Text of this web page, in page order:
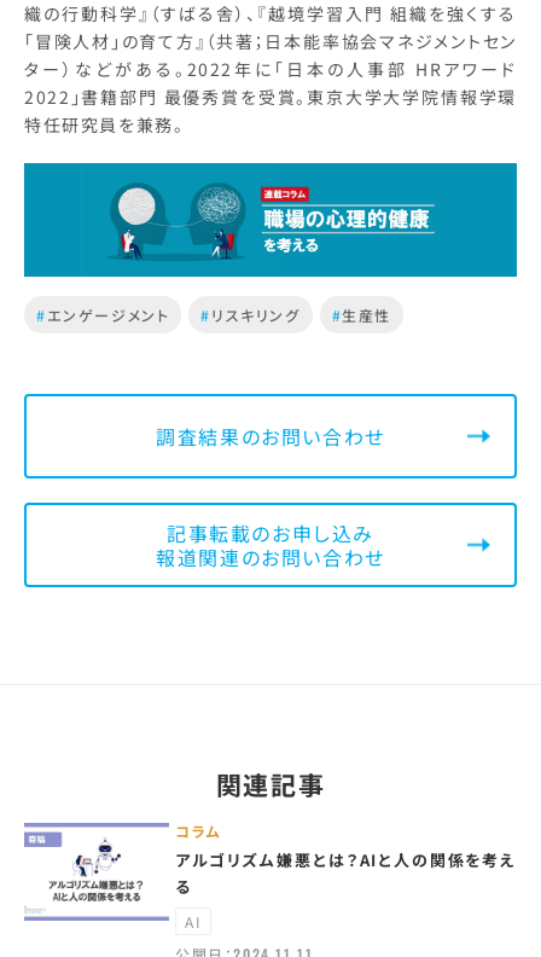
織の行動科学』（すばる舎）、『越境学習入門 組織を強くする
「冒険人材」の育て方』（共著；日本能率協会マネジメントセン
ター）などがある。2022年に「日本の人事部 HRアワード
2022」書籍部門 最優秀賞を受賞。東京大学大学院情報学環
特任研究員を兼務。
#エンゲージメント #リスキリング #生産性
調査結果のお問い合わせ
記事転載のお申し込み
報道関連のお問い合わせ
関連記事
コラム
アルゴリズム嫌悪とは？AIと人の関係を考え
る
AI